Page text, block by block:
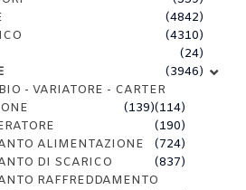
(4842)
(4310)
(24)
(3946)
- VARIATORE - CARTER
(114)
(139)
(190)
ALIMENTAZIONE
(724)
DI SCARICO
(837)
RAFFREDDAMENTO